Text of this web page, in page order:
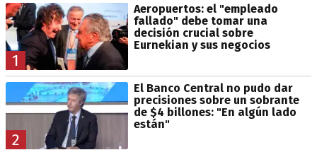
1
Aeropuertos: el "empleado
fallado" debe tomar una
decisión crucial sobre
Eurnekian y sus negocios
2
El Banco Central no pudo dar
precisiones sobre un sobrante
de $4 billones: "En algún lado
están"